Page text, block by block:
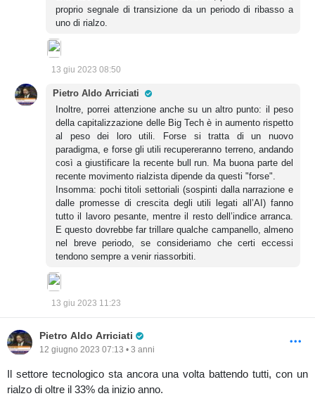
proprio segnale di transizione da un periodo di ribasso a
uno di rialzo.
13 giu 2023 08:50
Pietro Aldo Arriciati
Inoltre, porrei attenzione anche su un altro punto: il peso
della capitalizzazione delle Big Tech è in aumento rispetto
al peso dei loro utili. Forse si tratta di un nuovo
paradigma, e forse gli utili recupereranno terreno, andando
così a giustificare la recente bull run. Ma buona parte del
recente movimento rialzista dipende da questi "forse".
Insomma: pochi titoli settoriali (sospinti dalla narrazione e
dalle promesse di crescita degli utili legati all’AI) fanno
tutto il lavoro pesante, mentre il resto dell’indice arranca.
E questo dovrebbe far trillare qualche campanello, almeno
nel breve periodo, se consideriamo che certi eccessi
tendono sempre a venir riassorbiti.
13 giu 2023 11:23
Pietro Aldo Arriciati
12 giugno 2023 07:13 • 3 anni
Il settore tecnologico sta ancora una volta battendo tutti, con un
rialzo di oltre il 33% da inizio anno.